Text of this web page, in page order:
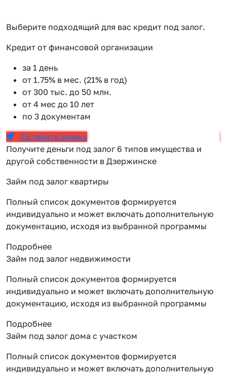
Выберите подходящий для вас кредит под залог.
Кредит от финансовой организации
за 1 день
от 1.75% в мес. (21% в год)
от 300 тыс. до 50 млн.
от 4 мес до 10 лет
по 3 документам
Оставить заявку
Получите деньги под залог 6 типов имущества и
другой собственности в Дзержинске
Займ под залог квартиры
Полный список документов формируется
индивидуально и может включать дополнительную
документацию, исходя из выбранной программы
Подробнее
Займ под залог недвижимости
Полный список документов формируется
индивидуально и может включать дополнительную
документацию, исходя из выбранной программы
Подробнее
Займ под залог дома с участком
Полный список документов формируется
индивидуально и может включать дополнительную